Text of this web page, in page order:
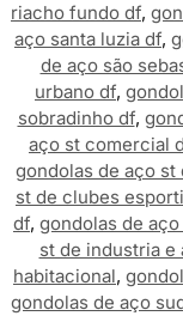
riacho fundo df,
aço santa luzia df,
de aço são
urbano df,
sobradinho df,
aço st comercial
gondolas de aço st
st de clubes
df, gondolas de
st de industria e
habitacional,
gondolas de aço